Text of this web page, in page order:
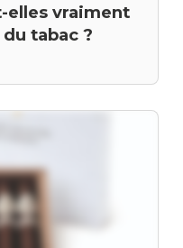
elles vraiment
tabac ?